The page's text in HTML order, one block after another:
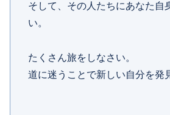
そして、その人たちにあなた自
い。
たくさん旅をしなさい。
道に迷うことで新しい自分を発